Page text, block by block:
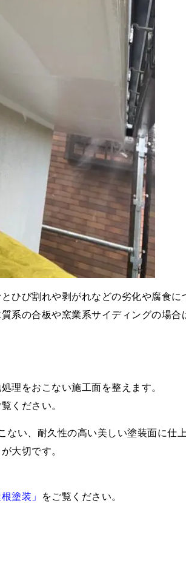
ひび割れや剥がれなどの劣化や腐食に
系の合板や窯業系サイディングの場合
理をおこない施工面を整えます。
ください。
い、耐久性の高い美しい塗装面に仕上
大切です。
塗装」 をご覧ください。